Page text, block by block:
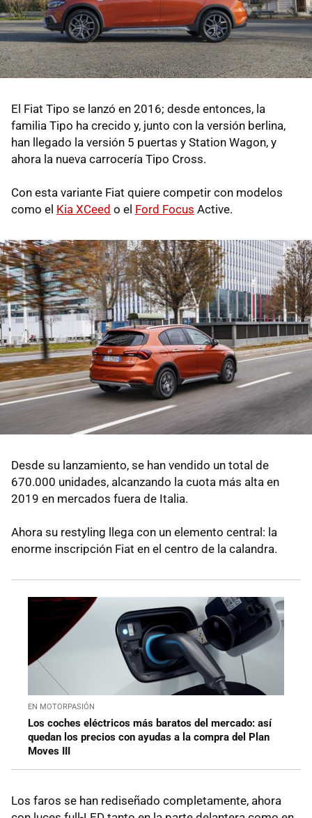
El Fiat Tipo se lanzó en 2016; desde entonces, la
familia Tipo ha crecido y, junto con la versión berlina,
han llegado la versión 5 puertas y Station Wagon, y
ahora la nueva carrocería Tipo Cross.
Con esta variante Fiat quiere competir con modelos
como el Kia XCeed o el Ford Focus Active.
Desde su lanzamiento, se han vendido un total de
670.000 unidades, alcanzando la cuota más alta en
2019 en mercados fuera de Italia.
Ahora su restyling llega con un elemento central: la
enorme inscripción Fiat en el centro de la calandra.
EN MOTORPASIÓN
Los coches eléctricos más baratos del mercado: así
quedan los precios con ayudas a la compra del Plan
Moves III
Los faros se han rediseñado completamente, ahora